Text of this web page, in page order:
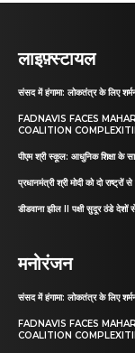
लाइफ़्स्टायल
संसद में हंगामा: लोकतंत्र के लिए
FADNAVIS FACES
COALITION
पीएम श्री स्कूल: आधुनिक शिक्षा के
प्रधानमंत्री श्री मोदी को दो
डीडवाना झील II पक्षी सुदूर ठंडे
मनोरंजन
संसद में हंगामा: लोकतंत्र के लिए
FADNAVIS FACES
COALITION